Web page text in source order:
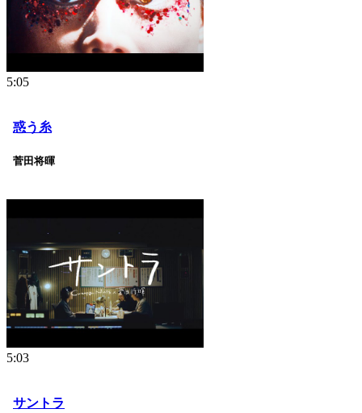
5:05
惑う糸
菅田将暉
5:03
サントラ